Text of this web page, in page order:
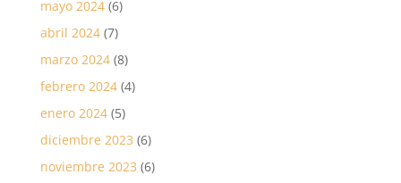
mayo 2024(6)
abril 2024(7)
marzo 2024(8)
febrero 2024(4)
enero 2024(5)
diciembre 2023 (6)
noviembre 2023 (6)